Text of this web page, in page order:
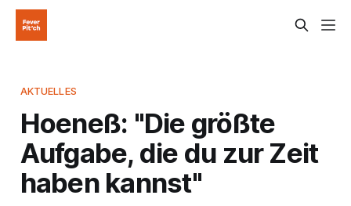
AKTUELLES
Hoeneß: "Die größte
Aufgabe, die du zur Zeit
haben kannst"